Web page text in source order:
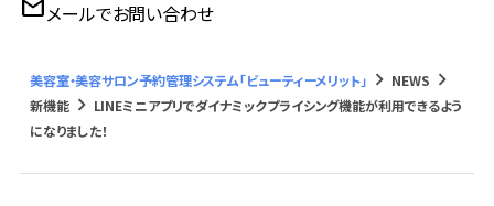
mailメールでお問い合わせ
美容室・美容サロン予約管理システム「ビューティーメリット」 keyboard_arrow_right NEWS keyboard_arrow_right
新機能keyboard_arrow_right LINEミニアプリでダイナミックプライシング機能が利用できるよう
になりました！